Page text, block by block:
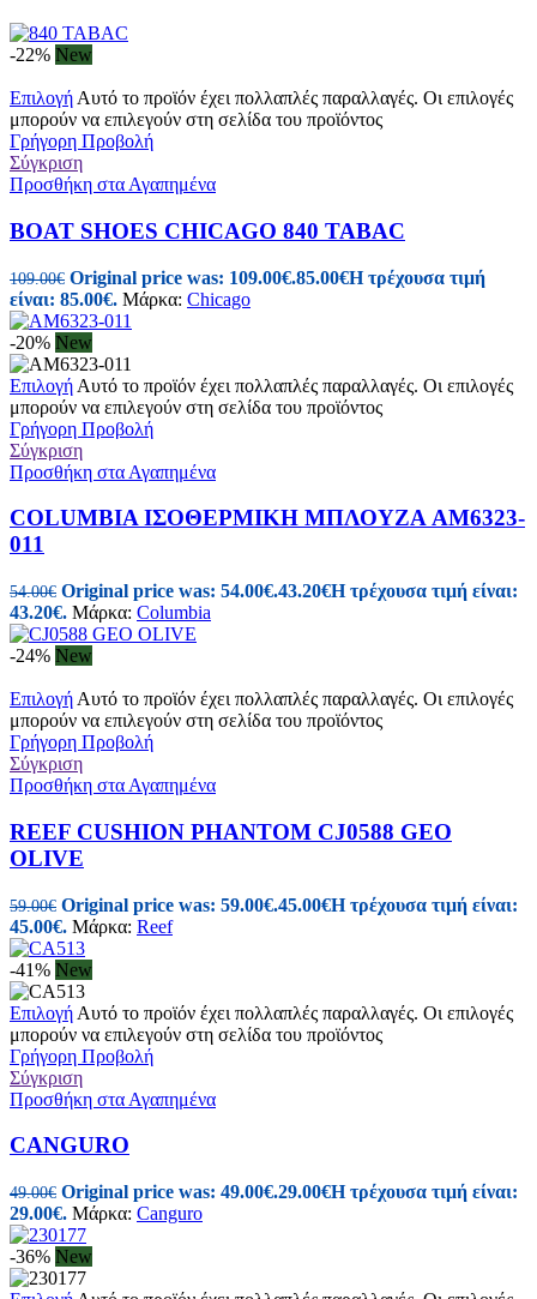
-22% New
Επιλογή Αυτό το προϊόν έχει πολλαπλές παραλλαγές. Οι επιλογές
μπορούν να επιλεγούν στη σελίδα του προϊόντος
Γρήγορη Προβολή
Σύγκριση
Προσθήκη στα Αγαπημένα
BOAT SHOES CHICAGO 840 TABAC
109.00€ Original price was: 109.00€.85.00€Η τρέχουσα τιμή
είναι: 85.00€. Μάρκα: Chicago
-20% New
Επιλογή Αυτό το προϊόν έχει πολλαπλές παραλλαγές. Οι επιλογές
μπορούν να επιλεγούν στη σελίδα του προϊόντος
Γρήγορη Προβολή
Σύγκριση
Προσθήκη στα Αγαπημένα
COLUMBIA ΙΣΟΘΕΡΜΙΚΗ ΜΠΛΟΥΖΑ AM6323-
011
54.00€ Original price was: 54.00€.43.20€Η τρέχουσα τιμή είναι:
43.20€. Μάρκα: Columbia
-24% New
Επιλογή Αυτό το προϊόν έχει πολλαπλές παραλλαγές. Οι επιλογές
μπορούν να επιλεγούν στη σελίδα του προϊόντος
Γρήγορη Προβολή
Σύγκριση
Προσθήκη στα Αγαπημένα
REEF CUSHION PHANTOM CJ0588 GEO
OLIVE
59.00€ Original price was: 59.00€.45.00€Η τρέχουσα τιμή είναι:
45.00€. Μάρκα: Reef
-41% New
Επιλογή Αυτό το προϊόν έχει πολλαπλές παραλλαγές. Οι επιλογές
μπορούν να επιλεγούν στη σελίδα του προϊόντος
Γρήγορη Προβολή
Σύγκριση
Προσθήκη στα Αγαπημένα
CANGURO
49.00€ Original price was: 49.00€.29.00€Η τρέχουσα τιμή είναι:
29.00€. Μάρκα: Canguro
-36% New